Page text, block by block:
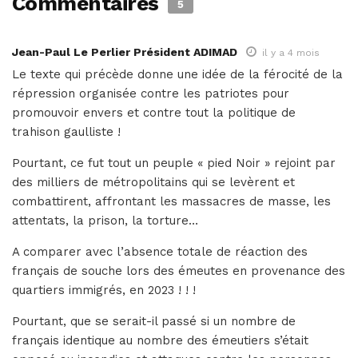
5
Jean-Paul Le Perlier Président ADIMAD il y a 4 mois
Le texte qui précède donne une idée de la férocité de la
répression organisée contre les patriotes pour
promouvoir envers et contre tout la politique de
trahison gaulliste !
Pourtant, ce fut tout un peuple « pied Noir » rejoint par
des milliers de métropolitains qui se levèrent et
combattirent, affrontant les massacres de masse, les
attentats, la prison, la torture…
A comparer avec l’absence totale de réaction des
français de souche lors des émeutes en provenance des
quartiers immigrés, en 2023 ! ! !
Pourtant, que se serait-il passé si un nombre de
français identique au nombre des émeutiers s’était